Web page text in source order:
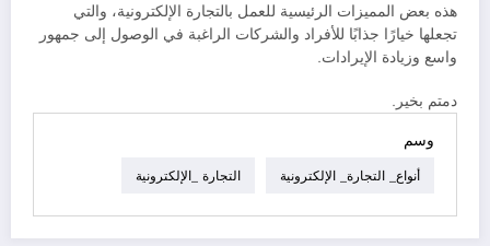
هذه بعض المميزات الرئيسية للعمل بالتجارة الإلكترونية، والتي
تجعلها خيارًا جذابًا للأفراد والشركات الراغبة في الوصول إلى جمهور
واسع وزيادة الإيرادات.
دمتم بخير.
وسم
أنواع_ التجارة_ الإلكترونية التجارة _الإلكترونية